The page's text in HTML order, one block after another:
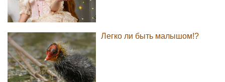
Легко ли быть малышом!?